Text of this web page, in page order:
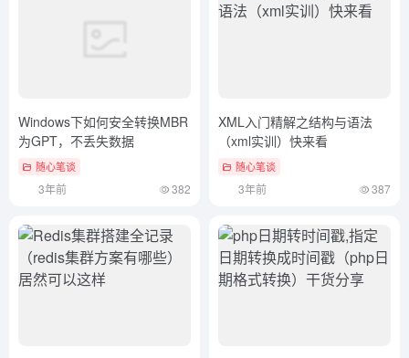
Windows下如何安全转换MBR
为GPT，不丢失数据
随心笔谈
3年前 382
XML入门精解之结构与语法
（xml实训）快来看
随心笔谈
3年前 387